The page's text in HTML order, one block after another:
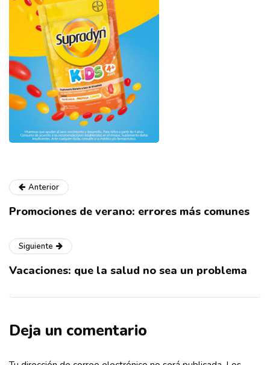
Anterior
Promociones de verano: errores más comunes
Siguiente
Vacaciones: que la salud no sea un problema
Deja un comentario